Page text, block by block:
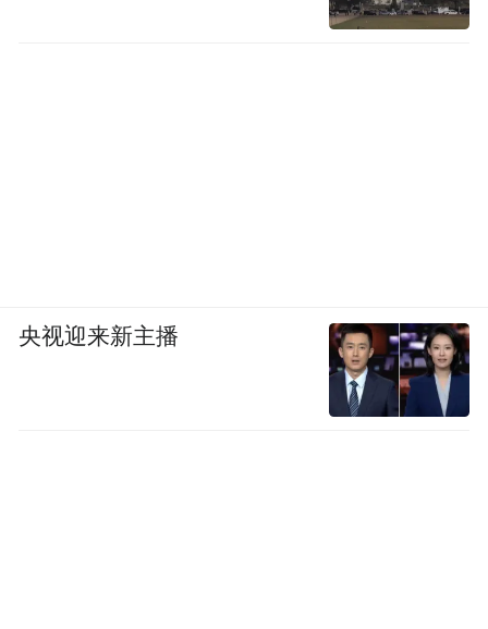
央视迎来新主播